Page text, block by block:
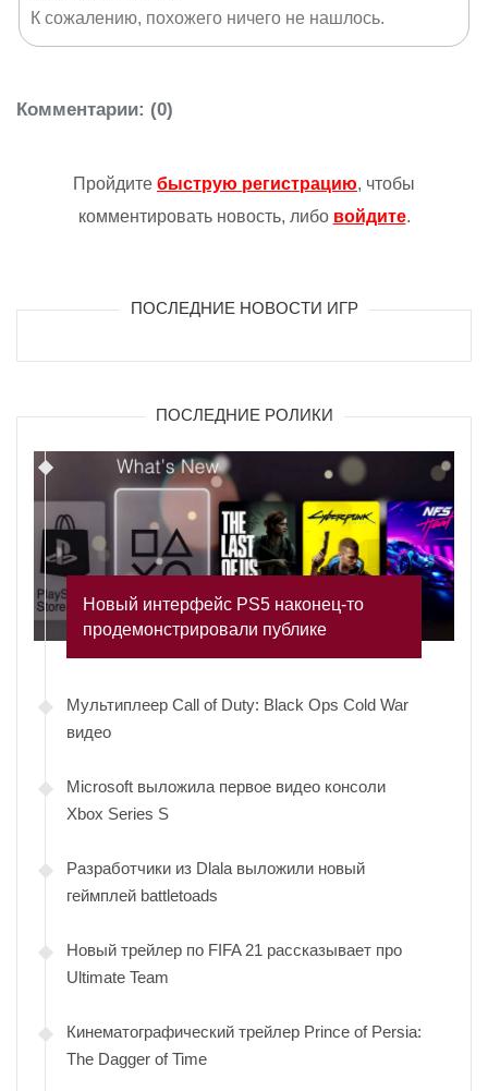
К сожалению, похожего ничего не нашлось.
Комментарии: (0)
Пройдите быструю регистрацию, чтобы
комментировать новость, либо войдите.
ПОСЛЕДНИЕ НОВОСТИ ИГР
ПОСЛЕДНИЕ РОЛИКИ
Новый интерфейс PS5 наконец-то
продемонстрировали публике
Мультиплеер Call of Duty: Black Ops Cold War
видео
Microsoft выложила первое видео консоли
Xbox Series S
Разработчики из Dlala выложили новый
геймплей battletoads
Новый трейлер по FIFA 21 рассказывает про
Ultimate Team
Кинематографический трейлер Prince of Persia:
The Dagger of Time